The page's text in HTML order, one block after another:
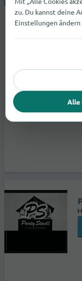
zu. Du kannst deine
Einstellungen
Alle